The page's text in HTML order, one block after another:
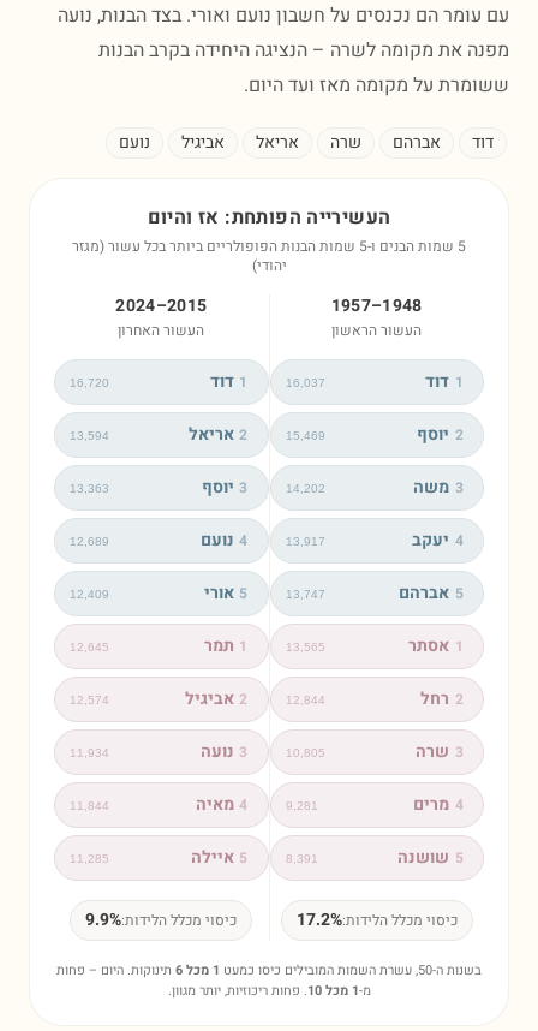
הם נכנסים על חשבון נועם ואורי. בצד הבנות, נועה
את מקומה לשרה – הנציגה היחידה בקרב הבנות
על מקומה מאז ועד היום.
אברהם שרה אריאל אביגיל נועם
העשירייה הפותחת: אז והיום
5 שמות הבנים ו-5 שמות הבנות הפופולריים ביותר בכל עשור (מגזר
העשור הראשון
יוסף
משה
יעקב
אברהם
אסתר
רחל
שרה
מרים
שושנה
כיסוי מכלל הלידות:17.2%
העשור האחרון
1 דוד
2 אריאל
3 יוסף
4 נועם
5 אורי
1 תמר
2 אביגיל
3 נועה
4 מאיה
5 איילה
כיסוי מכלל הלידות:9.9%
1 מכל 6
תינוקות. היום – פחות
. פחות ריכוזיות, יותר מגוון.